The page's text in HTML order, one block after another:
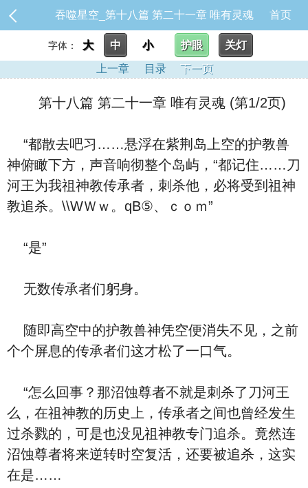
吞噬星空_第十八篇 第二十一章 唯有灵魂 首页
字体： 大 中 小 护眼
关灯
上一章
目录 下一页
第十八篇 第二十一章 唯有灵魂 (第1/2页)
“都散去吧习……悬浮在紫荆岛上空的护教兽
神俯瞰下方，声音响彻整个岛屿，“都记住……刀
河王为我祖神教传承者，刺杀他，必将受到祖神
教追杀。\\WＷｗ。qΒ⑤、ｃｏｍ”
“是”
无数传承者们躬身。
随即高空中的护教兽神凭空便消失不见，之前
个个屏息的传承者们这才松了一口气。
“怎么回事？那沼蚀尊者不就是刺杀了刀河王
么，在祖神教的历史上，传承者之间也曾经发生
过杀戮的，可是也没见祖神教专门追杀。竟然连
沼蚀尊者将来逆转时空复活，还要被追杀，这实
在是……